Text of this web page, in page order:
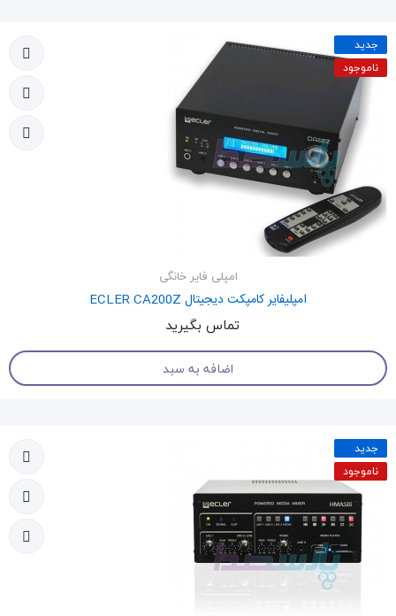
جدید
ناموجود
امپلی فایر خانگی
امپلیفایر کامپکت دیجیتال ECLER CA200Z
تماس بگیرید
اضافه به سبد
جدید
ناموجود